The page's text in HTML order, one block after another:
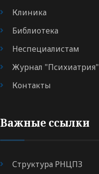
Клиника
Библиотека
Неспециалистам
Журнал "Психиатрия"
Контакты
Важные ссылки
Структура РНЦПЗ